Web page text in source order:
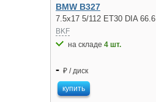
BMW B327
7.5x17 5/112 ET30 DIA 66.6
BKF
на складе 4 шт.
- ₽ / диск
купить